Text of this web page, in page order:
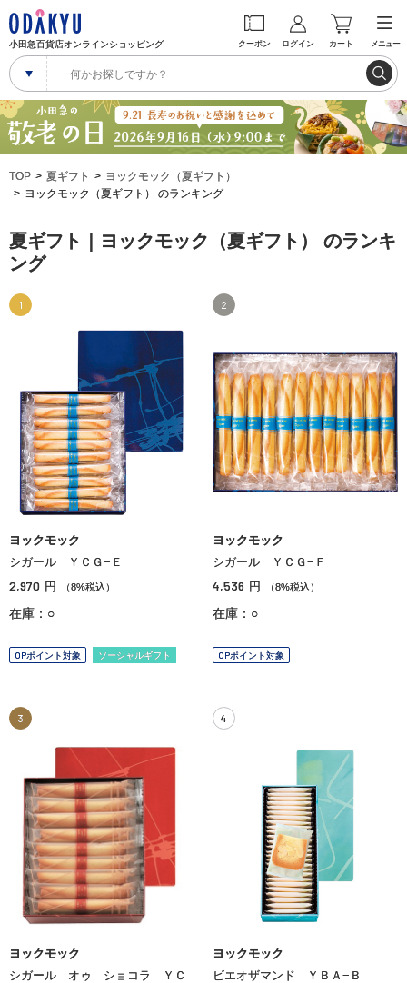
小田急百貨店オンラインショッピング クーポン ログイン カート メニュー
TOP 夏ギフト
ヨックモック（夏ギフト）
ヨックモック（夏ギフト） のランキング
夏ギフト｜ヨックモック（夏ギフト） のランキ
ング
1
ヨックモック
シガール ＹＣＧ−Ｅ
2,970 円 （8%税込）
在庫：○
OPポイント対象 ソーシャルギフト
2
ヨックモック
シガール ＹＣＧ−Ｆ
4,536 円 （8%税込）
在庫：○
OPポイント対象
3
ヨックモック
シガール オゥ ショコラ ＹＣ
4
ヨックモック
ビエオザマンド ＹＢＡ−Ｂ